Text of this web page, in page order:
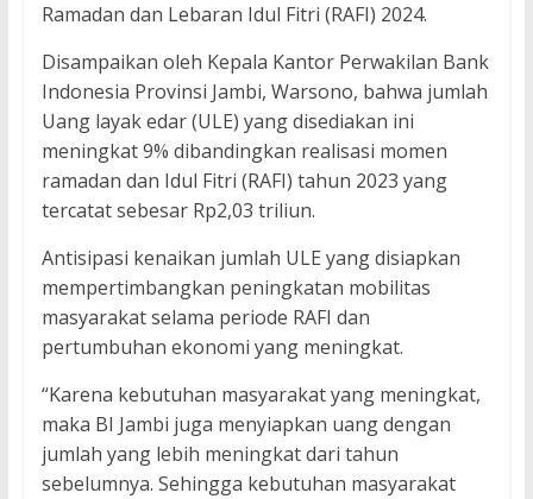
Ramadan dan Lebaran Idul Fitri (RAFI) 2024.
Disampaikan oleh Kepala Kantor Perwakilan Bank
Indonesia Provinsi Jambi, Warsono, bahwa jumlah
Uang layak edar (ULE) yang disediakan ini
meningkat 9% dibandingkan realisasi momen
ramadan dan Idul Fitri (RAFI) tahun 2023 yang
tercatat sebesar Rp2,03 triliun.
Antisipasi kenaikan jumlah ULE yang disiapkan
mempertimbangkan peningkatan mobilitas
masyarakat selama periode RAFI dan
pertumbuhan ekonomi yang meningkat.
“Karena kebutuhan masyarakat yang meningkat,
maka BI Jambi juga menyiapkan uang dengan
jumlah yang lebih meningkat dari tahun
sebelumnya. Sehingga kebutuhan masyarakat